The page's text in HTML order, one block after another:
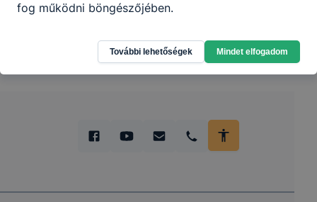
fog működni böngészőjében.
További lehetőségek Mindet elfogadom